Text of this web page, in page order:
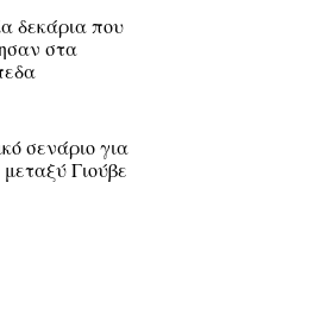
δεκάρια που
στα
σενάριο για
Γιούβε